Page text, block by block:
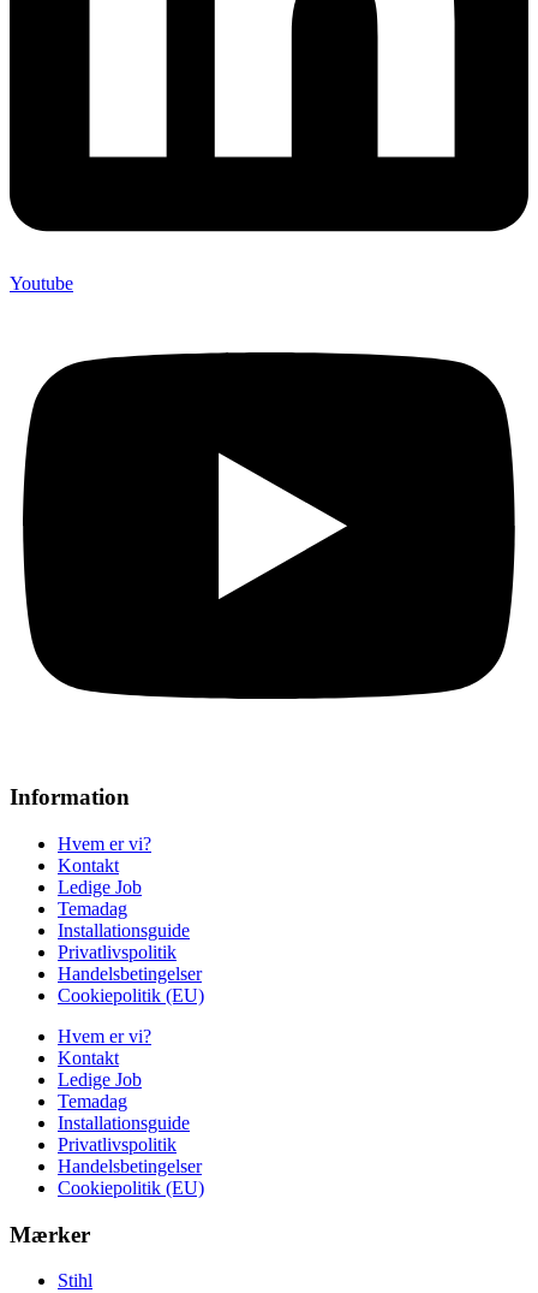
Youtube
Information
Hvem er vi?
Kontakt
Ledige Job
Temadag
Installationsguide
Privatlivspolitik
Handelsbetingelser
Cookiepolitik (EU)
Hvem er vi?
Kontakt
Ledige Job
Temadag
Installationsguide
Privatlivspolitik
Handelsbetingelser
Cookiepolitik (EU)
Mærker
Stihl